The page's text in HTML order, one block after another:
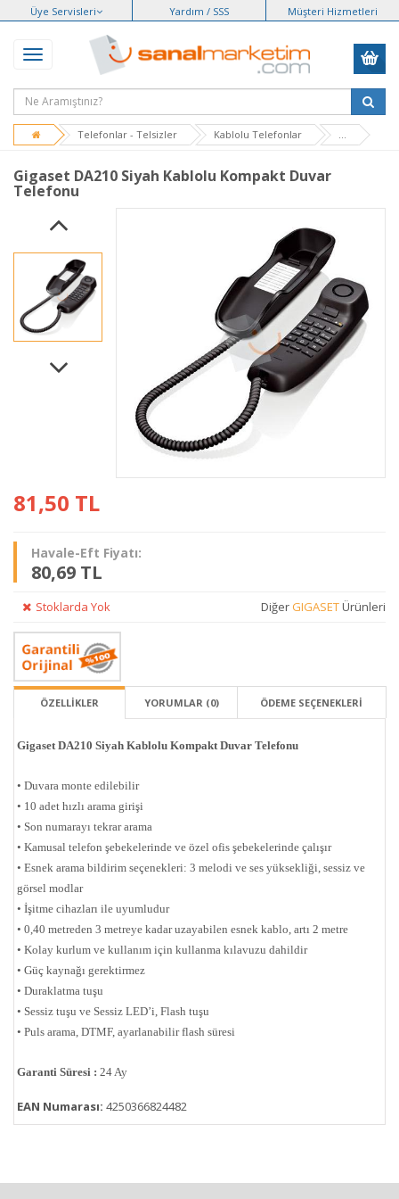
Üye Servisleri Yardım / SSS Müşteri Hizmetleri
Telefonlar - Telsizler Kablolu Telefonlar
Gigaset DA210 Siyah Kablolu Kompakt Duvar
Telefonu
81,50 TL
Havale-Eft Fiyatı:
80,69 TL
Stoklarda Yok Diğer GIGASETÜrünleri
ÖZELLİKLER YORUMLAR (0) ÖDEME SEÇENEKLERI
Gigaset DA210 Siyah Kablolu Kompakt Duvar Telefonu
• Duvara monte edilebilir
• 10 adet hızlı arama girişi
• Son numarayı tekrar arama
• Kamusal telefon şebekelerinde ve özel ofis şebekelerinde çalışır
• Esnek arama bildirim seçenekleri: 3 melodi ve ses yüksekliği, sessiz ve
görsel modlar
• İşitme cihazları ile uyumludur
• 0,40 metreden 3 metreye kadar uzayabilen esnek kablo, artı 2 metre
• Kolay kurlum ve kullanım için kullanma kılavuzu dahildir
• Güç kaynağı gerektirmez
• Duraklatma tuşu
• Sessiz tuşu ve Sessiz LED’i, Flash tuşu
• Puls arama, DTMF, ayarlanabilir flash süresi
Garanti Süresi : 24 Ay
EAN Numarası: 4250366824482